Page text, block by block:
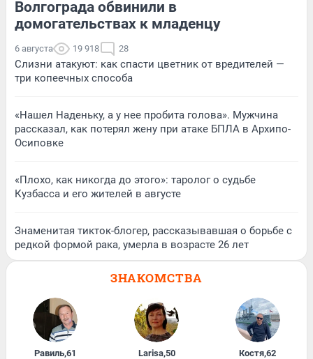
Волгограда обвинили в
домогательствах к младенцу
6 августа 19 918 28
Слизни атакуют: как спасти цветник от вредителей —
три копеечных способа
«Нашел Наденьку, а у нее пробита голова». Мужчина
рассказал, как потерял жену при атаке БПЛА в Архипо-
Осиповке
«Плохо, как никогда до этого»: таролог о судьбе
Кузбасса и его жителей в августе
Знаменитая тикток-блогер, рассказывавшая о борьбе с
редкой формой рака, умерла в возрасте 26 лет
ЗНАКОМСТВА
Равиль,61 Larisa,50 Костя,62